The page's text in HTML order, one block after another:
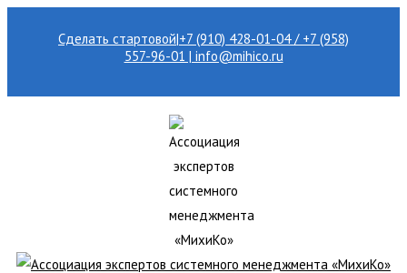
Сделать стартовой|+7 (910) 428-01-04 / +7 (958)
557-96-01 | info@mihico.ru